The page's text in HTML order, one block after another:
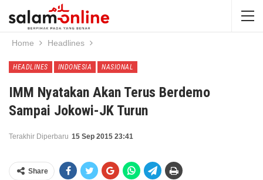
Home Headlines
HEADLINES INDONESIA NASIONAL
IMM Nyatakan Akan Terus Berdemo
Sampai Jokowi-JK Turun
Terakhir Diperbaru 15 Sep 2015 23:41
Share